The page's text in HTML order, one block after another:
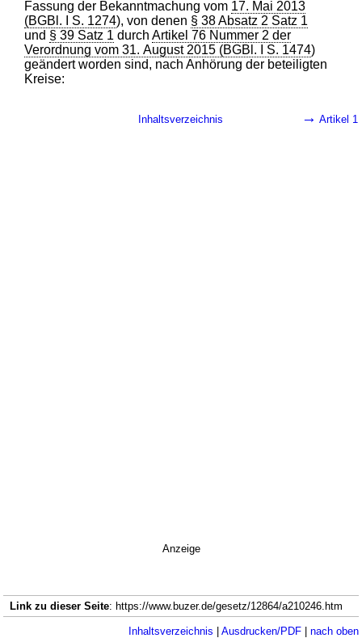
Fassung der Bekanntmachung vom 17. Mai 2013
(BGBl. I S. 1274), von denen § 38 Absatz 2 Satz 1
und § 39 Satz 1 durchArtikel 76 Nummer 2 der
Verordnung vom 31. August 2015 (BGBl. I S. 1474)
geändert worden sind, nach Anhörung der beteiligten
Kreise:
Inhaltsverzeichnis → Artikel 1
Anzeige
Link zu dieser Seite: https://www.buzer.de/gesetz/12864/a210246.htm
Inhaltsverzeichnis | Ausdrucken/PDF| nach oben